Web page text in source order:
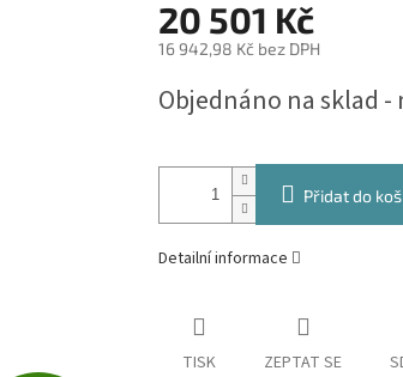
20 501 Kč
16 942,98 Kč bez DPH
cena:
Objednáno na sklad
Přidat do
Detailní informace
TISK ZEPTAT SE